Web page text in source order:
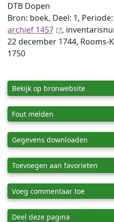
DTB Dopen
Bron: boek, Deel: 1,
archief 1457
,
22 december 1744,
1750
Bekijk op bronwebsite
Fout melden
Gegevens downloaden
Toevoegen aan favorieten
Voeg commentaar toe
Deel deze pagina